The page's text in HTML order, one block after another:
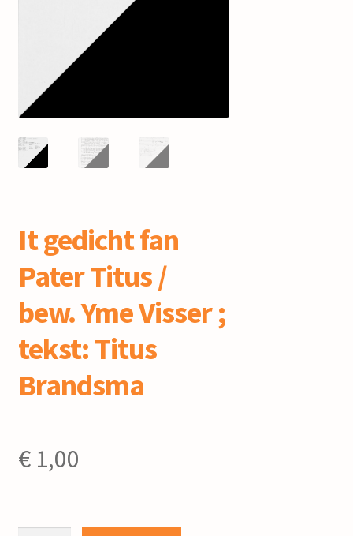
It gedicht fan
Pater Titus /
bew. Yme Visser ;
tekst: Titus
Brandsma
€1,00